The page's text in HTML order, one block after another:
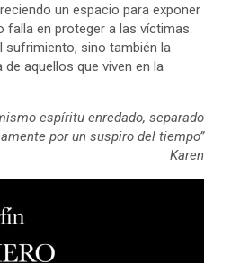
un espacio para exponer
falla en proteger a las víctimas.
sufrimiento, sino también la
aquellos que viven en la
espíritu enredado, separado
por un suspiro del tiempo”
Karen